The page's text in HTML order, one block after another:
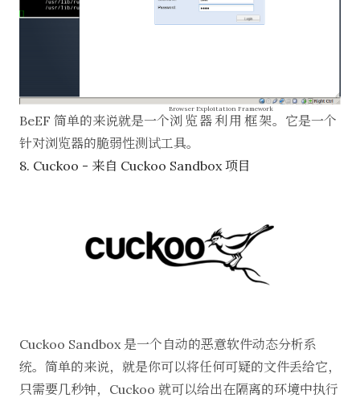
BeEF 简单的来说就是一个浏览器利用框架
Browser Exploitation Framework
。它是一个
针对浏览器的脆弱性测试工具。
8. Cuckoo - 来自 Cuckoo Sandbox 项目
Cuckoo Sandbox是一个自动的恶意软件动态分析系
统。简单的来说，就是你可以将任何可疑的文件丢给它，
只需要几秒钟，Cuckoo 就可以给出在隔离的环境中执行